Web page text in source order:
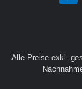
Alle Preise exkl.